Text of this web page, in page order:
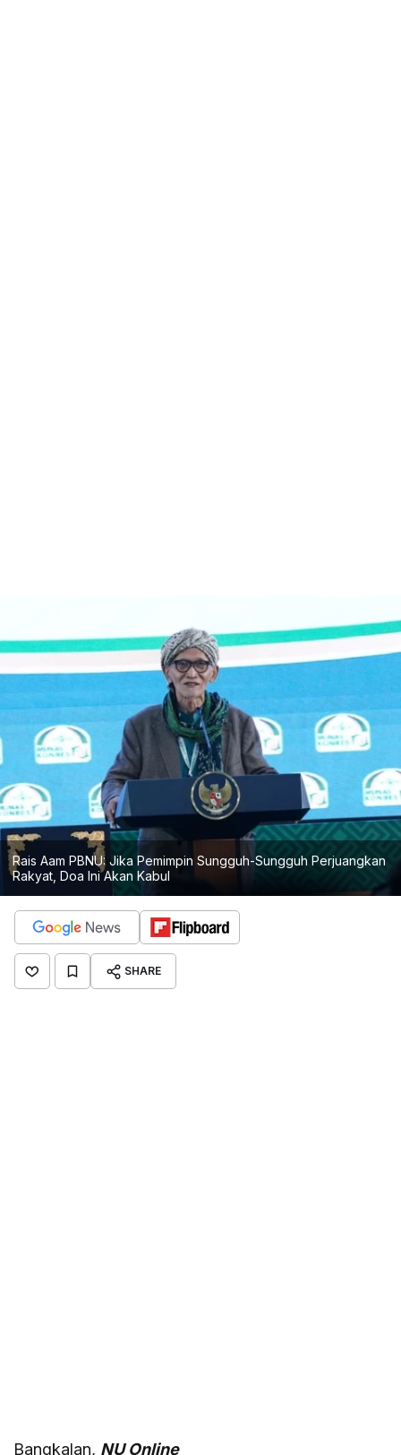
Rais Aam PBNU: Jika Pemimpin Sungguh-Sungguh Perjuangkan
Rakyat, Doa Ini Akan Kabul
SHARE
Bangkalan, NU Online